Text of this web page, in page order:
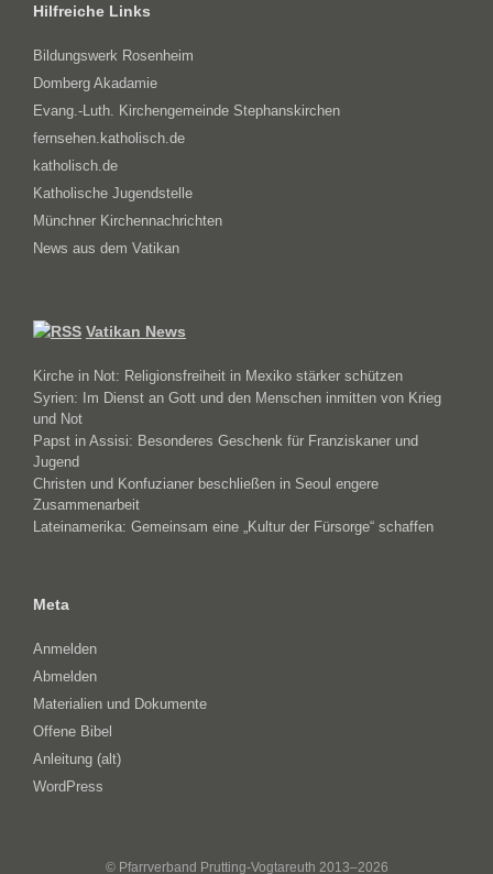
Hilfreiche Links
Bildungswerk Rosenheim
Domberg Akadamie
Evang.-Luth. Kirchengemeinde Stephanskirchen
fernsehen.katholisch.de
katholisch.de
Katholische Jugendstelle
Münchner Kirchennachrichten
News aus dem Vatikan
Vatikan News
Kirche in Not: Religionsfreiheit in Mexiko stärker schützen
Syrien: Im Dienst an Gott und den Menschen inmitten von Krieg
und Not
Papst in Assisi: Besonderes Geschenk für Franziskaner und
Jugend
Christen und Konfuzianer beschließen in Seoul engere
Zusammenarbeit
Lateinamerika: Gemeinsam eine „Kultur der Fürsorge“ schaffen
Meta
Anmelden
Abmelden
Materialien und Dokumente
Offene Bibel
Anleitung (alt)
WordPress
© Pfarrverband Prutting-Vogtareuth 2013–2026